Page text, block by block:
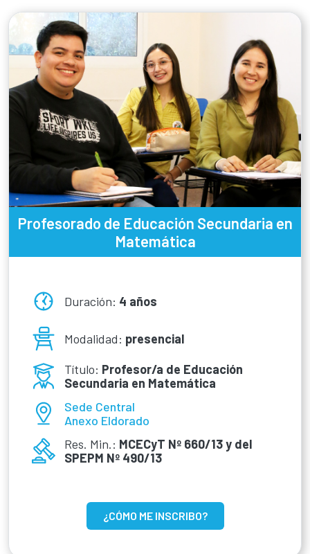
Profesorado de Educación Secundaria en
Matemática
Duración: 4 años
Modalidad: presencial
Título: Profesor/a de Educación
Secundaria en Matemática
Sede Central
Anexo Eldorado
Res. Min.: MCECyT Nº 660/13 y del
SPEPM Nº 490/13
¿CÓMO ME INSCRIBO?